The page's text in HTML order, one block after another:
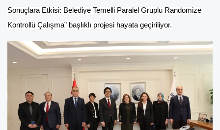
Sonuçlara Etkisi: Belediye Temelli Paralel Gruplu Randomize
Kontrollü Çalışma” başlıklı projesi hayata geçiriliyor.